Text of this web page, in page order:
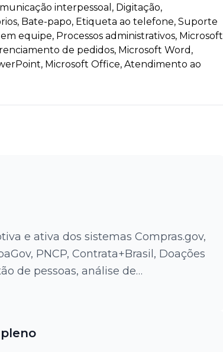
de soluções eficientes que atendam
de negócios governamentais. Estou
e habilidades técnicas para
internos e os objetivos
interpessoal, Digitação,
Bate-papo, Etiqueta ao telefone, Suporte
equipe, Processos administrativos, Microsoft
de pedidos, Microsoft Word,
Microsoft Office, Atendimento ao
e ativa dos sistemas Compras.gov,
PNCP, Contrata+Brasil, Doações
de pessoas, análise de
e inteligência de dados.